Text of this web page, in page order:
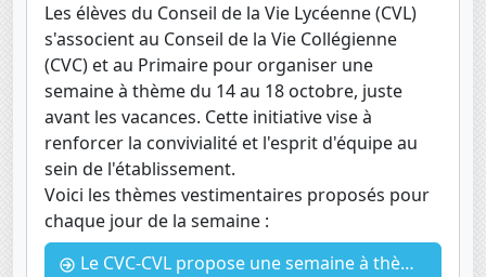
Les élèves du Conseil de la Vie Lycéenne (CVL)
s'associent au Conseil de la Vie Collégienne
(CVC) et au Primaire pour organiser une
semaine à thème du 14 au 18 octobre, juste
avant les vacances. Cette initiative vise à
renforcer la convivialité et l'esprit d'équipe au
sein de l'établissement.
Voici les thèmes vestimentaires proposés pour
chaque jour de la semaine :
Le CVC-CVL propose une semaine à thème = une tenue pas jour jusqu'à Halloween